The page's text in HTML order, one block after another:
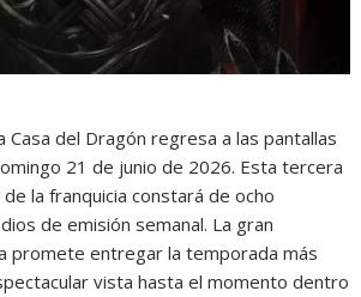
Casa del Dragón regresa a las pantallas
21 de junio de 2026. Esta tercera
la franquicia constará de ocho
de emisión semanal. La gran
promete entregar la temporada más
vista hasta el momento dentro